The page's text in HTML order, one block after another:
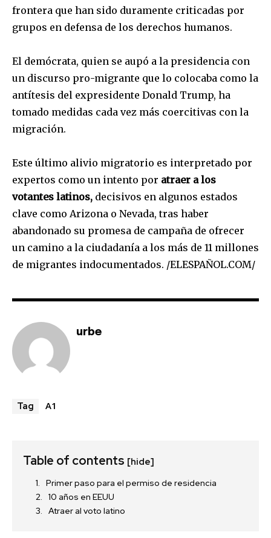
frontera que han sido duramente criticadas por
grupos en defensa de los derechos humanos.
El demócrata, quien se aupó a la presidencia con
un discurso pro-migrante que lo colocaba como la
antítesis del expresidente Donald Trump, ha
tomado medidas cada vez más coercitivas con la
migración.
Este último alivio migratorio es interpretado por
expertos como un intento por atraer a los
votantes latinos, decisivos en algunos estados
clave como Arizona o Nevada, tras haber
abandonado su promesa de campaña de ofrecer
un camino a la ciudadanía a los más de 11 millones
de migrantes indocumentados. /ELESPAÑOL.COM/
urbe
Tag A1
Table of contents [hide]
Primer paso para el permiso de residencia
10 años en EEUU
Atraer al voto latino